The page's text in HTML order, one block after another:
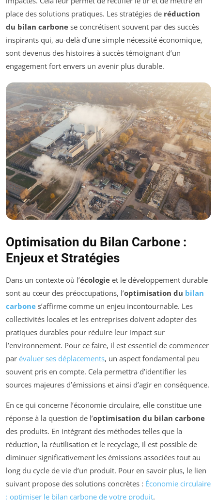
place des solutions pratiques. Les stratégies de réduction
du bilan carbone se concrétisent souvent par des succès
inspirants qui, au-delà d’une simple nécessité économique,
sont devenus des histoires à succès témoignant d’un
engagement fort envers un avenir plus durable.
Optimisation du Bilan Carbone :
Enjeux et Stratégies
Dans un contexte où l’écologie et le développement durable
sont au cœur des préoccupations, l’optimisation du bilan
carbone s’affirme comme un enjeu incontournable. Les
collectivités locales et les entreprises doivent adopter des
pratiques durables pour réduire leur impact sur
l’environnement. Pour ce faire, il est essentiel de commencer
par évaluer ses déplacements, un aspect fondamental peu
souvent pris en compte. Cela permettra d’identifier les
sources majeures d’émissions et ainsi d’agir en conséquence.
En ce qui concerne l’économie circulaire, elle constitue une
réponse à la question de l’optimisation du bilan carbone
des produits. En intégrant des méthodes telles que la
réduction, la réutilisation et le recyclage, il est possible de
diminuer significativement les émissions associées tout au
long du cycle de vie d’un produit. Pour en savoir plus, le lien
suivant propose des solutions concrètes : Économie circulaire
: optimiser le bilan carbone de votre produit.